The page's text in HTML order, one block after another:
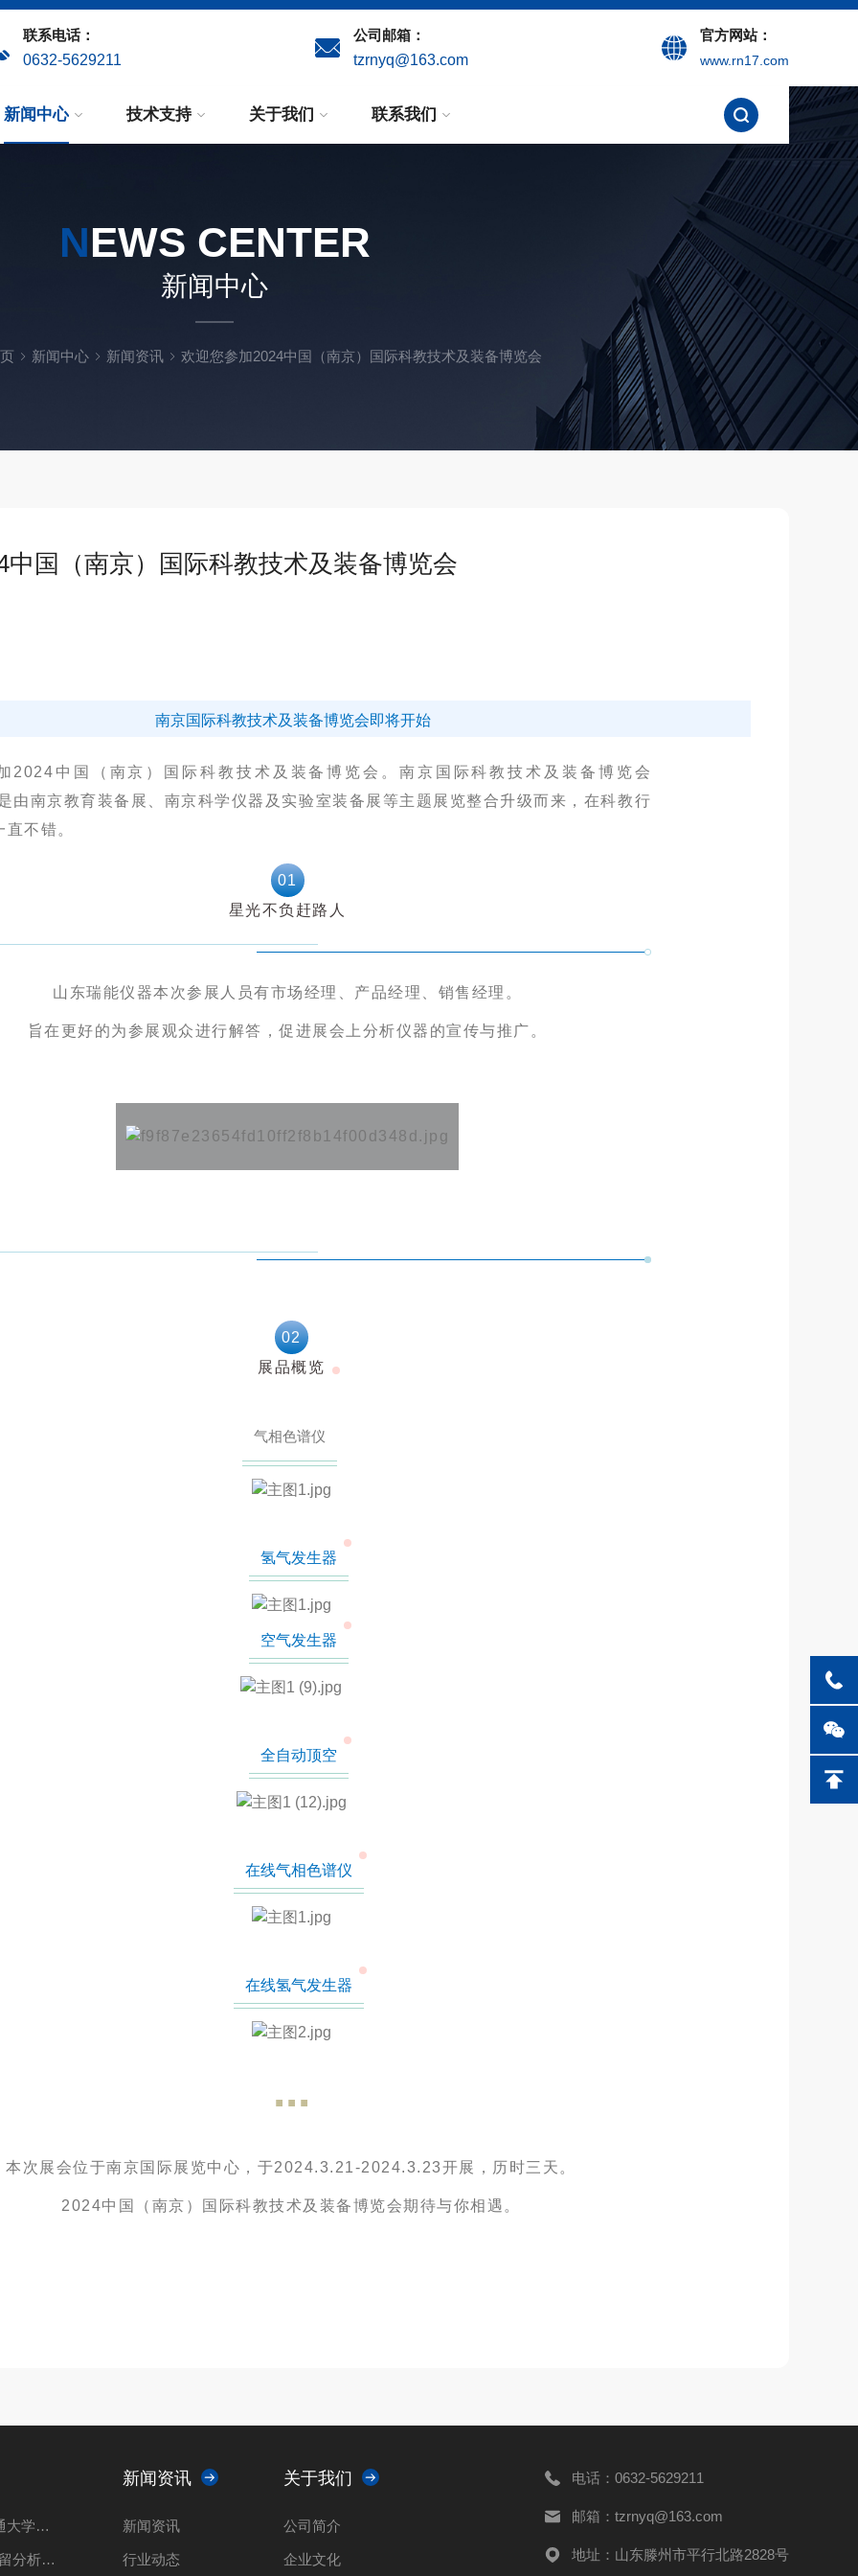
联系电话：
0632-5629211
公司邮箱：
tzrnyq@163.com
官方网站：
www.rn17.com
新闻中心 技术支持 关于我们 联系我们
NEWS CENTER
新闻中心
新闻中心 新闻资讯 欢迎您参加2024中国（南京）国际科教技术及装备博览会
中国（南京）国际科教技术及装备博览会
南京国际科教技术及装备博览会即将开始
2024中国（南京）国际科教技术及装备博览会 。 南京国际科教技术及装备博览会
由南京教育装备展、南京科学仪器及实验室装备展等主题展览整合升级而来 ，在科教行
不错。
01
星光不负赶路人
山东瑞能仪器本次参展人员有市场经理、产品经理、销售经理。
旨在更好的为参展观众进行解答，促进展会上分析仪器的宣传与推广。
02
展品概览
气相色谱仪
氢气发生器
空气发生器
全自动顶空
在线气相色谱仪
在线氢气发生器
...
本次展会位于南京国际展览中心，于2024.3.21-2024.3.23开展，历时三天。
2024中国（南京）国际科教技术及装备博览会期待与你相遇。
山东瑞能仪器走进上海交通大学共推光催化 科技创新解决方案
山东瑞能仪器-25种溶剂残留分析-实验方案
新闻资讯
新闻资讯
行业动态
关于我们
公司简介
企业文化
电话：0632-5629211
邮箱：tzrnyq@163.com
地址：山东滕州市平行北路2828号